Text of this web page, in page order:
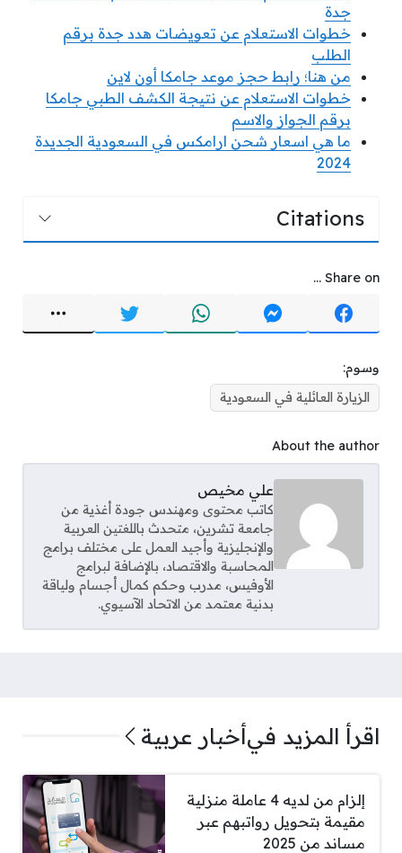
جدة
خطوات الاستعلام عن تعويضات هدد جدة برقم
الطلب
من هنا؛ رابط حجز موعد جامكا أون لاين
خطوات الاستعلام عن نتيجة الكشف الطبي جامكا
برقم الجواز والاسم
ما هي اسعار شحن ارامكس في السعودية الجديدة
2024
Citations
Share on ...
وسوم:
الزيارة العائلية في السعودية
About the author
علي مخيص
كاتب محتوى ومهندس جودة أغذية من
جامعة تشرين، متحدث باللغتين العربية
والإنجليزية وأجيد العمل على مختلف برامج
المحاسبة والاقتصاد، بالإضافة لبرامج
الأوفيس، مدرب وحكم كمال أجسام ولياقة
بدنية معتمد من الاتحاد الآسيوي.
اقرأ المزيد فيأخبار عربية
إلزام من لديه 4 عاملة منزلية
مقيمة بتحويل رواتبهم عبر
مساند من 2025